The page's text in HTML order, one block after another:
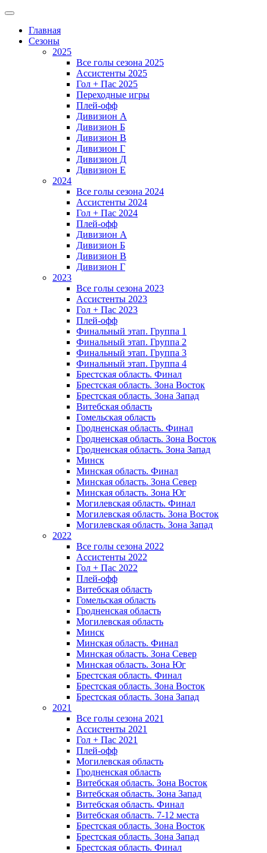
Главная
Сезоны
2025
Все голы сезона 2025
Ассистенты 2025
Гол + Пас 2025
Переходные игры
Плей-офф
Дивизион A
Дивизион Б
Дивизион В
Дивизион Г
Дивизион Д
Дивизион Е
2024
Все голы сезона 2024
Ассистенты 2024
Гол + Пас 2024
Плей-офф
Дивизион A
Дивизион Б
Дивизион В
Дивизион Г
2023
Все голы сезона 2023
Ассистенты 2023
Гол + Пас 2023
Плей-офф
Финальный этап. Группа 1
Финальный этап. Группа 2
Финальный этап. Группа 3
Финальный этап. Группа 4
Брестская область. Финал
Брестская область. Зона Восток
Брестская область. Зона Запад
Витебская область
Гомельская область
Гродненская область. Финал
Гродненская область. Зона Восток
Гродненская область. Зона Запад
Минск
Минская область. Финал
Минская область. Зона Север
Минская область. Зона Юг
Могилевская область. Финал
Могилевская область. Зона Восток
Могилевская область. Зона Запад
2022
Все голы сезона 2022
Ассистенты 2022
Гол + Пас 2022
Плей-офф
Витебская область
Гомельская область
Гродненская область
Могилевская область
Минск
Mинская область. Финал
Минская область. Зона Север
Минская область. Зона Юг
Брестская область. Финал
Брестская область. Зона Восток
Брестская область. Зона Запад
2021
Все голы сезона 2021
Ассистенты 2021
Гол + Пас 2021
Плей-офф
Могилевская область
Гродненская область
Витебская область. Зона Восток
Витебская область. Зона Запад
Витебская область. Финал
Витебская область. 7-12 места
Брестская область. Зона Восток
Брестская область. Зона Запад
Брестская область. Финал